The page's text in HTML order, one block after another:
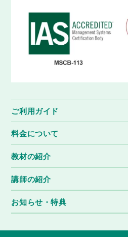
ご利用ガイド
料金について
教材の紹介
講師の紹介
お知らせ・特典